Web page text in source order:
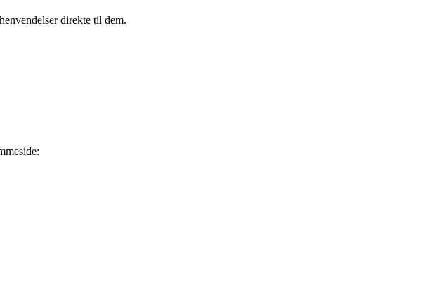
direkte til dem.